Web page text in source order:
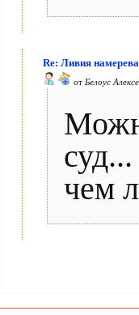
Re: Ливия
от Белоус
чем